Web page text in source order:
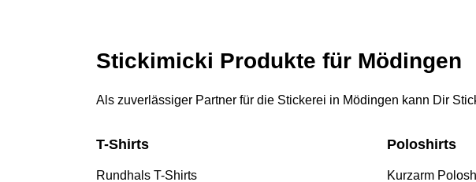
Stickimicki Produkte für Mödingen
Als zuverlässiger Partner für die Stickerei in Mödingen kann Dir
T-Shirts
Rundhals T-Shirts
Poloshirts
Kurzarm